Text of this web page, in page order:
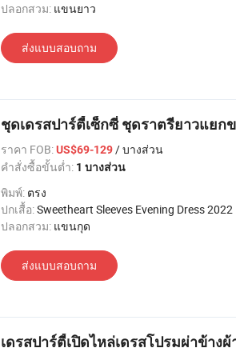
ปลอกสวม: แขนยาว
ส่งแบบสอบถาม
ชุดเดรสปาร์ตี้เซ็กซี่ ชุดราตรียาวแยกข
ราคา FOB:US$69-129/ บางส่วน
คำสั่งซื้อขั้นต่ำ: 1 บางส่วน
พิมพ์: ตรง
ปกเสื้อ:Sweetheart Sleeves Evening Dress 2022
ปลอกสวม: แขนกุด
ส่งแบบสอบถาม
เดรสปาร์ตี้เปิดไหล่เดรสโปรมผ่าข้าง